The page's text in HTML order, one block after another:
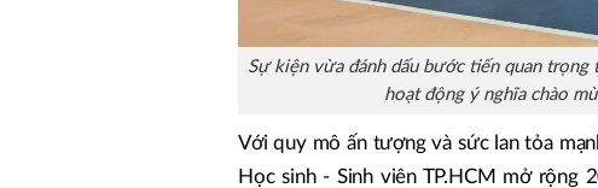
Sự kiện vừa đánh dấu bước tiến quan
hoạt động ý nghĩa chào
Với quy mô ấn tượng và sức lan tỏa
Học sinh - Sinh viên TP.HCM mở rộng